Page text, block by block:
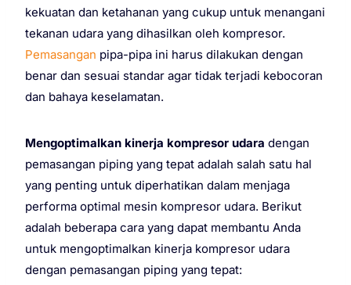
kekuatan dan ketahanan yang cukup untuk menangani
tekanan udara yang dihasilkan oleh kompresor.
Pemasangan pipa-pipa ini harus dilakukan dengan
benar dan sesuai standar agar tidak terjadi kebocoran
dan bahaya keselamatan.
Mengoptimalkan kinerja kompresor udara dengan
pemasangan piping yang tepat adalah salah satu hal
yang penting untuk diperhatikan dalam menjaga
performa optimal mesin kompresor udara. Berikut
adalah beberapa cara yang dapat membantu Anda
untuk mengoptimalkan kinerja kompresor udara
dengan pemasangan piping yang tepat: